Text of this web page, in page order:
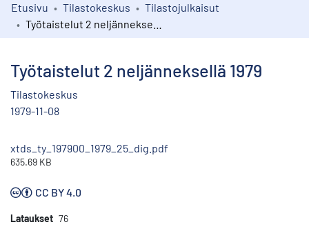
Kokoelmat
Etusivu Tilastokeskus
Tilastojulkaisut
Työtaistelut 2 neljänneksellä 1979
Tilastokeskus
1979-11-08
xtds_ty_197900_1979_25_dig.pdf
635.69 KB
CC BY 4.0
Lataukset 76